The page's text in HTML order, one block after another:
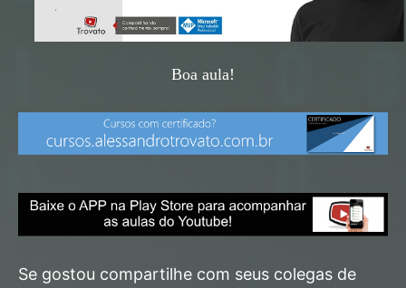
Boa aula!
Se gostou compartilhe com seus colegas de